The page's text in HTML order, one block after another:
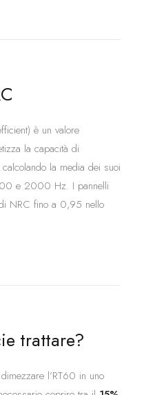
è un valore
la capacità di
la media dei suoi
e 2000 Hz. I pannelli
NRC fino a 0,95 nello
trattare?
l’RT60 in uno